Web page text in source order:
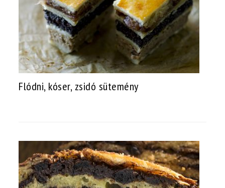
Flódni, kóser, zsidó sütemény